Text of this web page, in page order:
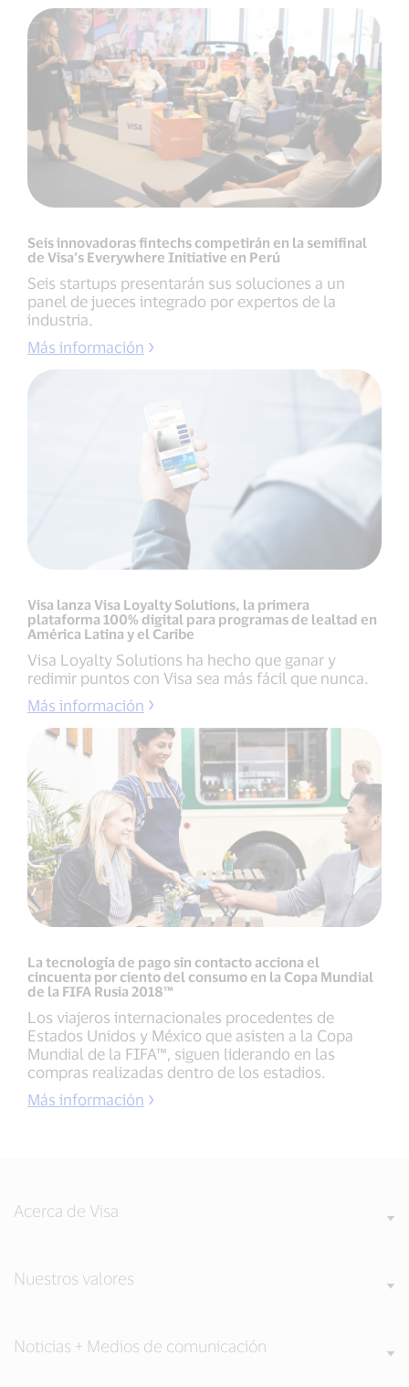
Seis innovadoras fintechs competirán en la semifinal
de Visa’s Everywhere Initiative en Perú
Seis startups presentarán sus soluciones a un
panel de jueces integrado por expertos de la
industria.
Más información
Visa lanza Visa Loyalty Solutions, la primera
plataforma 100% digital para programas de lealtad en
América Latina y el Caribe
Visa Loyalty Solutions ha hecho que ganar y
redimir puntos con Visa sea más fácil que nunca.
Más información
La tecnología de pago sin contacto acciona el
cincuenta por ciento del consumo en la Copa Mundial
de la FIFA Rusia 2018™
Los viajeros internacionales procedentes de
Estados Unidos y México que asisten a la Copa
Mundial de la FIFA™, siguen liderando en las
compras realizadas dentro de los estadios.
Más información
Acerca de Visa
Nuestros valores
Noticias + Medios de comunicación